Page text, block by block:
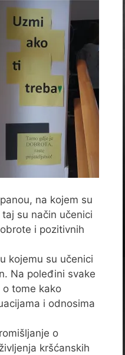
na kojem su
su način učenici
i pozitivnih
kojemu su učenici
Na poleđini svake
o tome kako
i odnosima
o
kršćanskih